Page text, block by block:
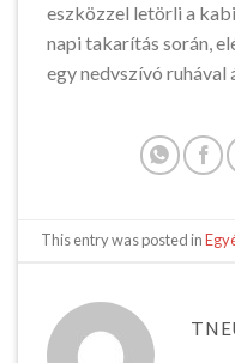
eszközzel letörli a
napi takarítás során,
egy nedvszívó
This entry was posted in